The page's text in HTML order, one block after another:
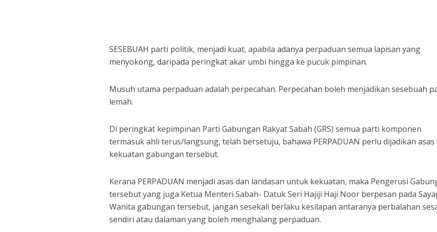
SESEBUAH parti politik, menjadi kuat, apabila adanya perpaduan semua lapisan yang
menyokong, daripada peringkat akar umbi hingga ke pucuk pimpinan.
Musuh utama perpaduan adalah perpecahan. Perpecahan boleh menjadikan sesebuah
lemah.
Di peringkat kepimpinan Parti Gabungan Rakyat Sabah (GRS) semua parti komponen
termasuk ahli terus/langsung, telah bersetuju, bahawa PERPADUAN perlu dijadikan asas
kekuatan gabungan tersebut.
Kerana PERPADUAN menjadi asas dan landasan untuk kekuatan, maka Pengerusi
tersebut yang juga Ketua Menteri Sabah- Datuk Seri Hajiji Haji Noor berpesan pada
Wanita gabungan tersebut, jangan sesekali berlaku kesilapan antaranya perbalahan
sendiri atau dalaman yang boleh menghalang perpaduan.